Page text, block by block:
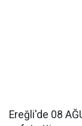
Ereğli'de 08